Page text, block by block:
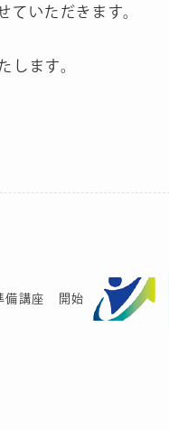
いただきます。
ます。
備講座 開始